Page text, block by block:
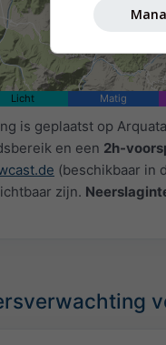
Licht Matig
is geplaatst op
en een 2h-
(beschikbaar in
zijn.